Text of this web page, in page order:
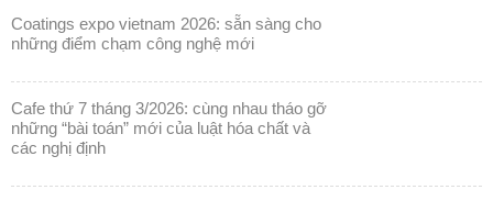
coatings expo vietnam 2026: sẵn sàng cho
những điểm chạm công nghệ mới
cafe thứ 7 tháng 3/2026: cùng nhau tháo gỡ
những “bài toán” mới của luật hóa chất và
các nghị định